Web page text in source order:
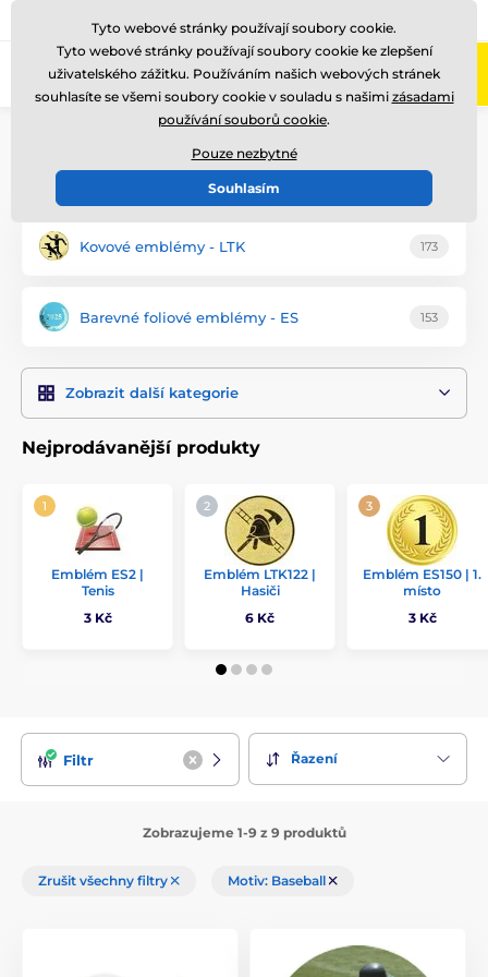
Zavolejte nám (Po-Pá 8-17)
Baseballové emblémy
Kovové emblémy - LTK 173
Barevné foliové emblémy - ES 153
Zobrazit další kategorie
Nejprodávanější produkty
Emblém ES2 |
Tenis
3 Kč
Emblém LTK122 |
Hasiči
6 Kč
Emblém ES150 | 1.
místo
3 Kč
Filtr Řazení
Zobrazujeme 1-9 z 9 produktů
Zrušit všechny filtry Motiv: Baseball
Tyto webové stránky používají soubory cookie.
Tyto webové stránky používají soubory cookie ke zlepšení
uživatelského zážitku. Používáním našich webových stránek
souhlasíte se všemi soubory cookie v souladu s našimi zásadami
používání souborů cookie.
Pouze nezbytné
Souhlasím